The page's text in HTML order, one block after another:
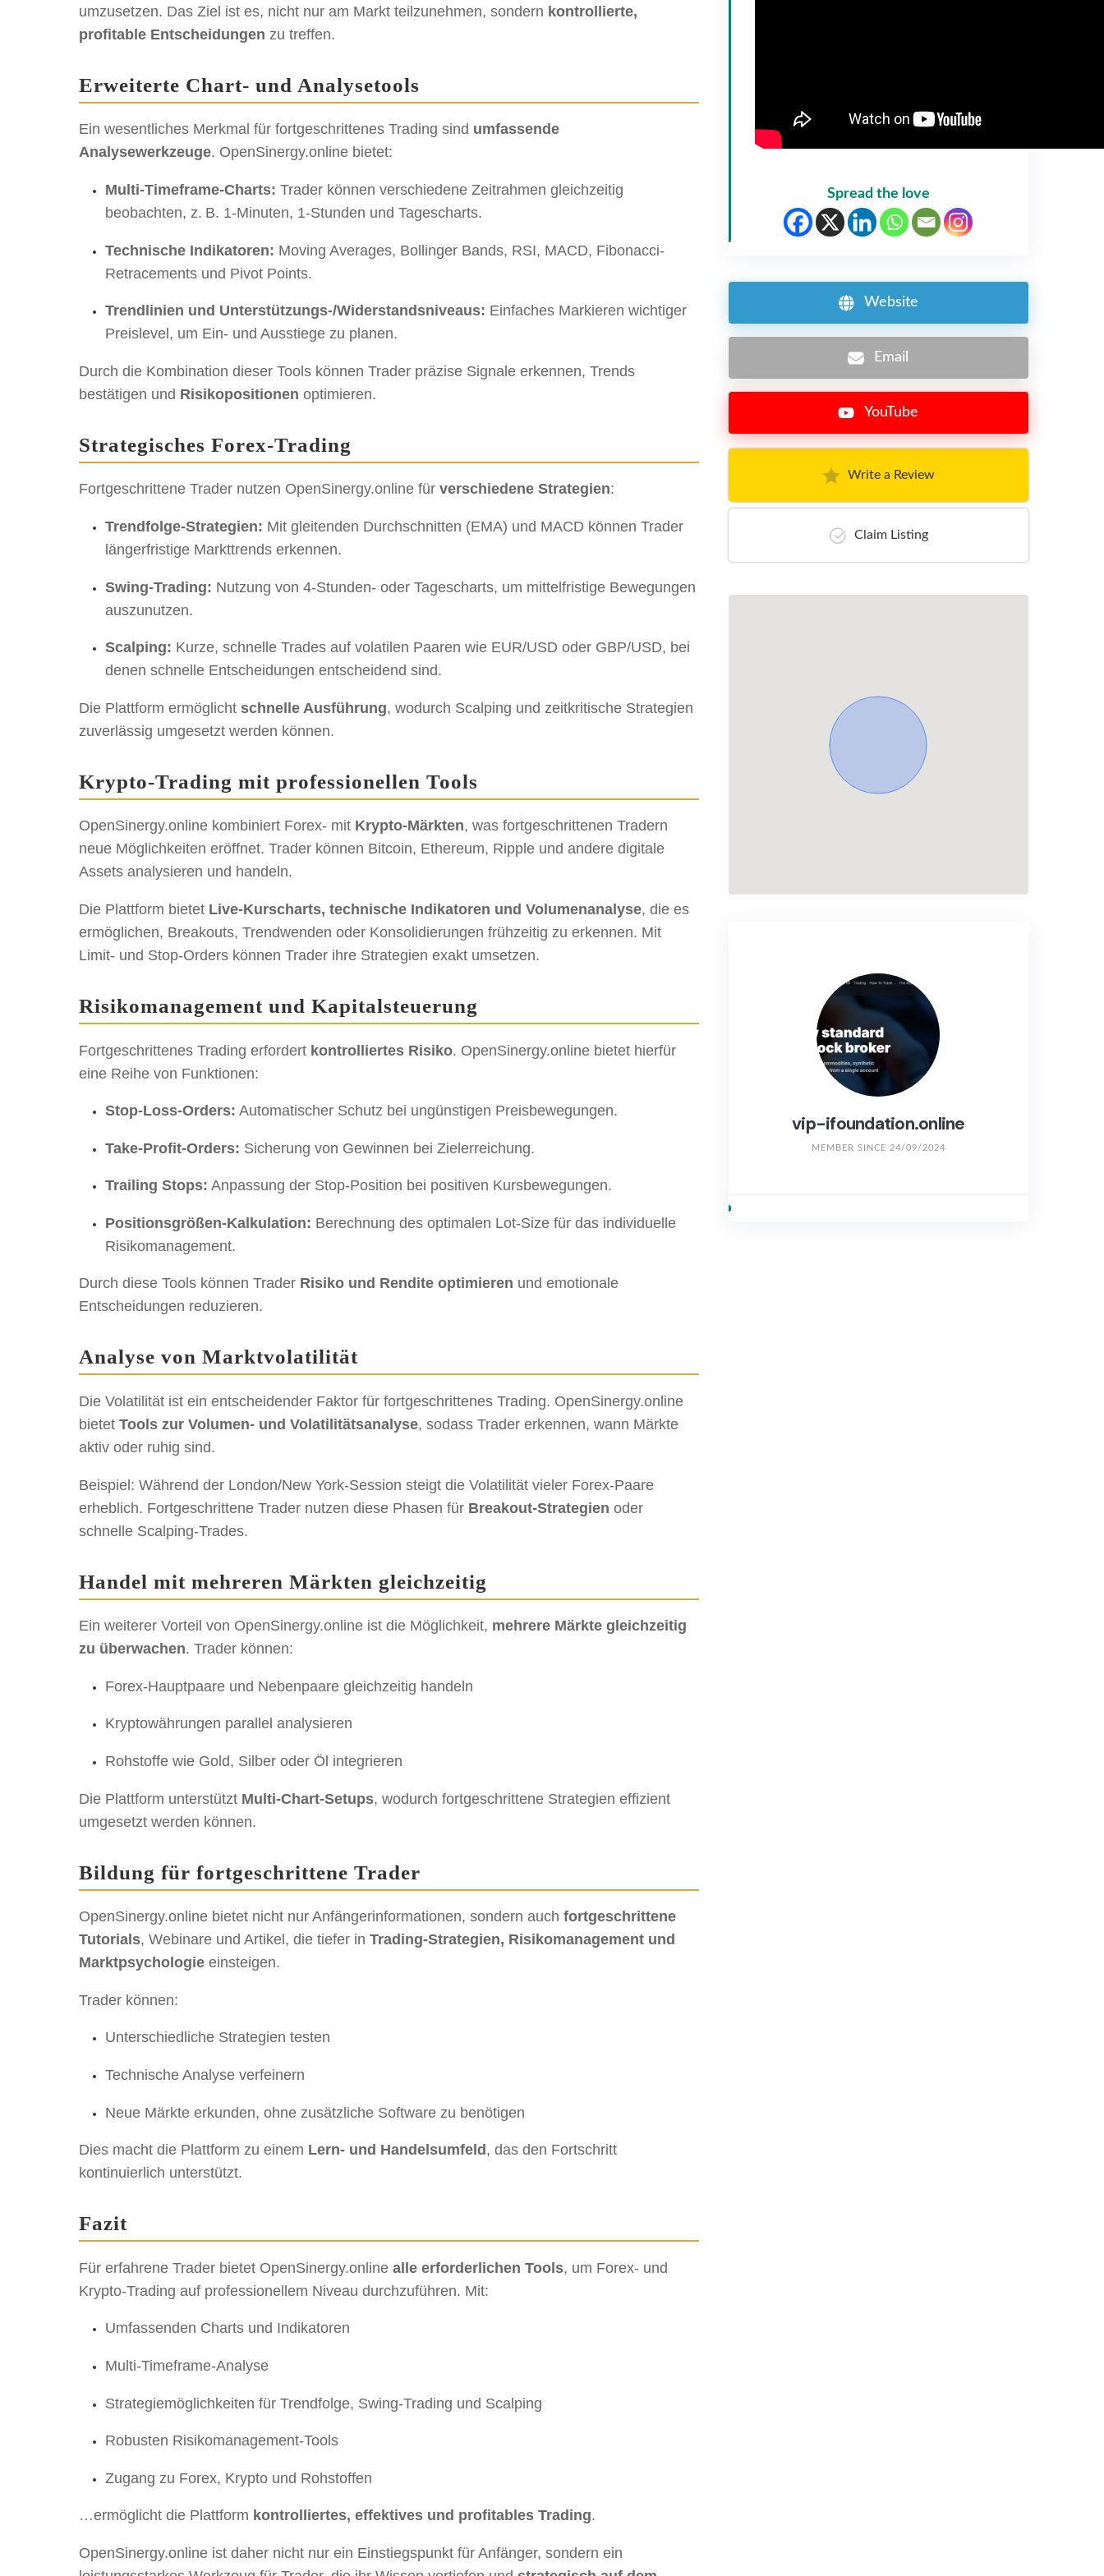
umzusetzen. Das Ziel ist es, nicht nur am Markt teilzunehmen, sondern kontrollierte,
profitable Entscheidungen zu treffen.
Erweiterte Chart- und Analysetools
Ein wesentliches Merkmal für fortgeschrittenes Trading sind umfassende
Analysewerkzeuge. OpenSinergy.online bietet:
Multi-Timeframe-Charts: Trader können verschiedene Zeitrahmen gleichzeitig
beobachten, z. B. 1-Minuten, 1-Stunden und Tagescharts.
Technische Indikatoren: Moving Averages, Bollinger Bands, RSI, MACD, Fibonacci-
Retracements und Pivot Points.
Trendlinien und Unterstützungs-/Widerstandsniveaus: Einfaches Markieren wichtiger
Preislevel, um Ein- und Ausstiege zu planen.
Durch die Kombination dieser Tools können Trader präzise Signale erkennen, Trends
bestätigen und Risikopositionen optimieren.
Strategisches Forex-Trading
Fortgeschrittene Trader nutzen OpenSinergy.online für verschiedene Strategien:
Trendfolge-Strategien: Mit gleitenden Durchschnitten (EMA) und MACD können Trader
längerfristige Markttrends erkennen.
Swing-Trading: Nutzung von 4-Stunden- oder Tagescharts, um mittelfristige Bewegungen
auszunutzen.
Scalping: Kurze, schnelle Trades auf volatilen Paaren wie EUR/USD oder GBP/USD, bei
denen schnelle Entscheidungen entscheidend sind.
Die Plattform ermöglicht schnelle Ausführung, wodurch Scalping und zeitkritische Strategien
zuverlässig umgesetzt werden können.
Krypto-Trading mit professionellen Tools
OpenSinergy.online kombiniert Forex- mit Krypto-Märkten, was fortgeschrittenen Tradern
neue Möglichkeiten eröffnet. Trader können Bitcoin, Ethereum, Ripple und andere digitale
Assets analysieren und handeln.
Die Plattform bietet Live-Kurscharts, technische Indikatoren und Volumenanalyse, die es
ermöglichen, Breakouts, Trendwenden oder Konsolidierungen frühzeitig zu erkennen. Mit
Limit- und Stop-Orders können Trader ihre Strategien exakt umsetzen.
Risikomanagement und Kapitalsteuerung
Fortgeschrittenes Trading erfordert kontrolliertes Risiko. OpenSinergy.online bietet hierfür
eine Reihe von Funktionen:
Stop-Loss-Orders: Automatischer Schutz bei ungünstigen Preisbewegungen.
Take-Profit-Orders: Sicherung von Gewinnen bei Zielerreichung.
Trailing Stops: Anpassung der Stop-Position bei positiven Kursbewegungen.
Positionsgrößen-Kalkulation: Berechnung des optimalen Lot-Size für das individuelle
Risikomanagement.
Durch diese Tools können Trader Risiko und Rendite optimieren und emotionale
Entscheidungen reduzieren.
Analyse von Marktvolatilität
Die Volatilität ist ein entscheidender Faktor für fortgeschrittenes Trading. OpenSinergy.online
bietet Tools zur Volumen- und Volatilitätsanalyse, sodass Trader erkennen, wann Märkte
aktiv oder ruhig sind.
Beispiel: Während der London/New York-Session steigt die Volatilität vieler Forex-Paare
erheblich. Fortgeschrittene Trader nutzen diese Phasen für Breakout-Strategien oder
schnelle Scalping-Trades.
Handel mit mehreren Märkten gleichzeitig
Ein weiterer Vorteil von OpenSinergy.online ist die Möglichkeit, mehrere Märkte gleichzeitig
zu überwachen. Trader können:
Forex-Hauptpaare und Nebenpaare gleichzeitig handeln
Kryptowährungen parallel analysieren
Rohstoffe wie Gold, Silber oder Öl integrieren
Die Plattform unterstützt Multi-Chart-Setups, wodurch fortgeschrittene Strategien effizient
umgesetzt werden können.
Bildung für fortgeschrittene Trader
OpenSinergy.online bietet nicht nur Anfängerinformationen, sondern auch fortgeschrittene
Tutorials, Webinare und Artikel, die tiefer in Trading-Strategien, Risikomanagement und
Marktpsychologie einsteigen.
Trader können:
Unterschiedliche Strategien testen
Technische Analyse verfeinern
Neue Märkte erkunden, ohne zusätzliche Software zu benötigen
Dies macht die Plattform zu einem Lern- und Handelsumfeld , das den Fortschritt
kontinuierlich unterstützt.
Fazit
Für erfahrene Trader bietet OpenSinergy.online alle erforderlichen Tools, um Forex- und
Krypto-Trading auf professionellem Niveau durchzuführen. Mit:
Umfassenden Charts und Indikatoren
Multi-Timeframe-Analyse
Strategiemöglichkeiten für Trendfolge, Swing-Trading und Scalping
Robusten Risikomanagement-Tools
Zugang zu Forex, Krypto und Rohstoffen
…ermöglicht die Plattform kontrolliertes, effektives und profitables Trading.
OpenSinergy.online ist daher nicht nur ein Einstiegspunkt für Anfänger, sondern ein
Spread the love
Website
Email
YouTube
Write a Review
Claim Listing
vip-ifoundation.online
MEMBER SINCE 24/09/2024